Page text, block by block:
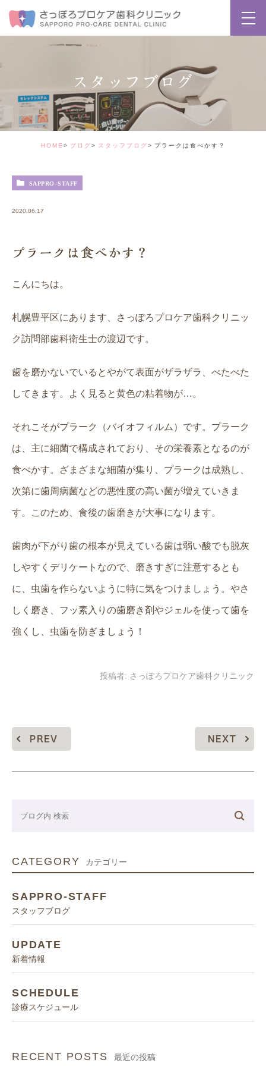
スタッフブログ
HOME ブログ スタッフブログ プラークは食べかす？
SAPPRO-STAFF
2020.06.17
プラークは食べかす？
こんにちは。
札幌豊平区にあります、さっぽろプロケア歯科クリニッ
ク訪問部歯科衛生士の渡辺です。
歯を磨かないでいるとやがて表面がザラザラ、べたべた
してきます。よく見ると黄色の粘着物が…。
それこそがプラーク（バイオフィルム）です。プラーク
は、主に細菌で構成されており、その栄養素となるのが
食べかす。ざまざまな細菌が集り、プラークは成熟し、
次第に歯周病菌などの悪性度の高い菌が増えていきま
す。このため、食後の歯磨きが大事になります。
歯肉が下がり歯の根本が見えている歯は弱い酸でも脱灰
しやすくデリケートなので、磨きすぎに注意するとも
に、虫歯を作らないように特に気をつけましょう。やさ
しく磨き、フッ素入りの歯磨き剤やジェルを使って歯を
強くし、虫歯を防ぎましょう！
投稿者: さっぽろプロケア歯科クリニック
PREV NEXT
CATEGORY カテゴリー
SAPPRO-STAFF
スタッフブログ
UPDATE
新着情報
SCHEDULE
診療スケジュール
RECENT POSTS 最近の投稿